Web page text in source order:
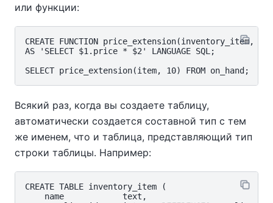
или функции:
CREATE FUNCTION price_extension(inventory_item,
AS 'SELECT $1.price * $2' LANGUAGE SQL;
Всякий раз, когда вы создаете таблицу,
автоматически создается составной тип с тем
же именем, что и таблица, представляющий тип
строки таблицы. Например:
CREATE TABLE inventory_item (
    name            text,